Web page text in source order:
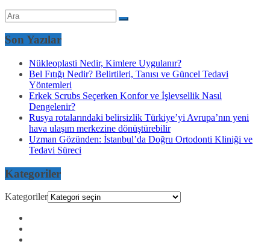
Son Yazılar
Nükleoplasti Nedir, Kimlere Uygulanır?
Bel Fıtığı Nedir? Belirtileri, Tanısı ve Güncel Tedavi
Yöntemleri
Erkek Scrubs Seçerken Konfor ve İşlevsellik Nasıl
Dengelenir?
Rusya rotalarındaki belirsizlik Türkiye’yi Avrupa’nın yeni
hava ulaşım merkezine dönüştürebilir
Uzman Gözünden: İstanbul’da Doğru Ortodonti Kliniği ve
Tedavi Süreci
Kategoriler
Kategoriler